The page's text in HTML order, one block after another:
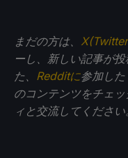
まだの方は、
ーし、新しい記事が
た、 Redditに参加した
のコンテンツをチェ
ィと交流してくださ